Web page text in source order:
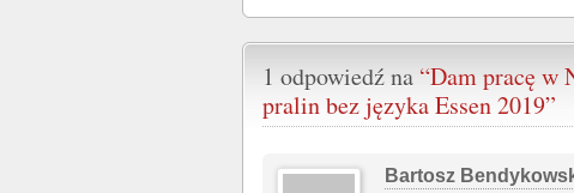
1 odpowiedź na “Dam pracę w
pralin bez języka Essen 2019”
Bartosz